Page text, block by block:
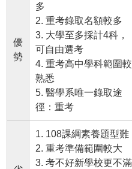
優
勢
多
2. 重考錄取名額較多
3. 大學至多採計4科，
可自由選考
4. 重考高中學科範圍較
熟悉
5. 醫學系唯一錄取途
徑：重考
1. 108課綱素養題型難
2. 重考準備範圍較大
3. 考不好新學校更不滿